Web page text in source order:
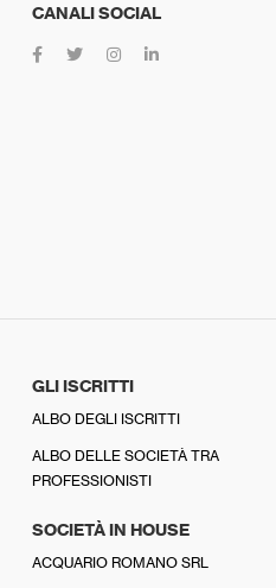
CANALI SOCIAL
GLI ISCRITTI
ALBO DEGLI ISCRITTI
ALBO DELLE SOCIETÀ TRA
PROFESSIONISTI
SOCIETÀ IN HOUSE
ACQUARIO ROMANO SRL